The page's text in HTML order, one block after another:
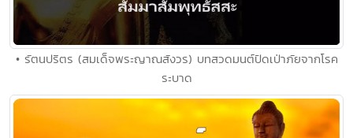
• รัตนปริตร (สมเด็จพระญาณสังวร) บทสวดมนต์ปัดเป่าภัยจากโรค
ระบาด